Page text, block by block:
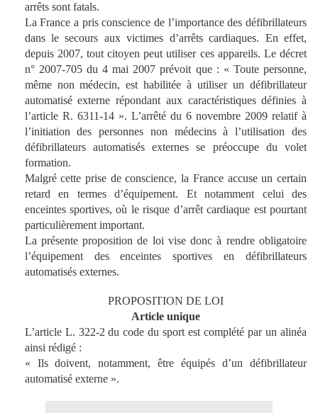
arrêts sont fatals.
La France a pris conscience de l’importance des défibrillateurs
dans le secours aux victimes d’arrêts cardiaques. En effet,
depuis 2007, tout citoyen peut utiliser ces appareils. Le décret
n° 2007-705 du 4 mai 2007 prévoit que : « Toute personne,
même non médecin, est habilitée à utiliser un défibrillateur
automatisé externe répondant aux caractéristiques définies à
l’article R. 6311-14 ». L’arrêté du 6 novembre 2009 relatif à
l’initiation des personnes non médecins à l’utilisation des
défibrillateurs automatisés externes se préoccupe du volet
formation.
Malgré cette prise de conscience, la France accuse un certain
retard en termes d’équipement. Et notamment celui des
enceintes sportives, où le risque d’arrêt cardiaque est pourtant
particulièrement important.
La présente proposition de loi vise donc à rendre obligatoire
l’équipement des enceintes sportives en défibrillateurs
automatisés externes.
PROPOSITION DE LOI
Article unique
L’article L. 322-2 du code du sport est complété par un alinéa
ainsi rédigé :
« Ils doivent, notamment, être équipés d’un défibrillateur
automatisé externe ».